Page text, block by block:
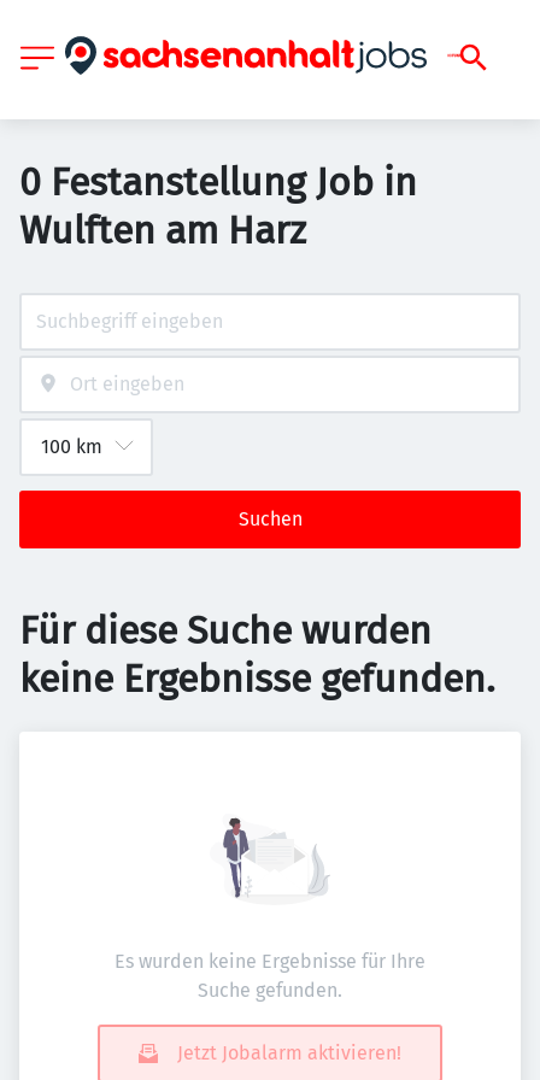
0 Festanstellung Job in
Wulften am Harz
Suchen
Für diese Suche wurden
keine Ergebnisse gefunden.
Es wurden keine Ergebnisse für Ihre
Suche gefunden.
Jetzt Jobalarm aktivieren!